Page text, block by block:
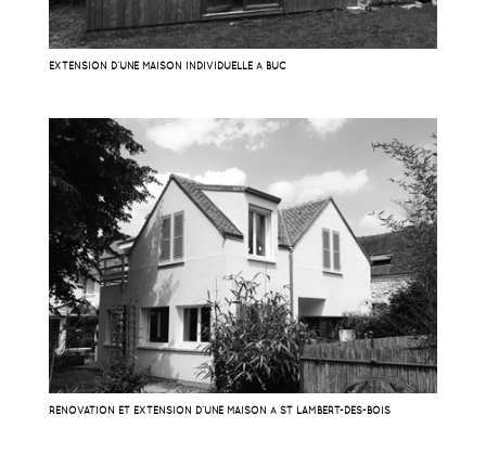
EXTENSION D’UNE MAISON INDIVIDUELLE À BUC
RÉNOVATION ET EXTENSION D’UNE MAISON À ST LAMBERT-DES-BOIS